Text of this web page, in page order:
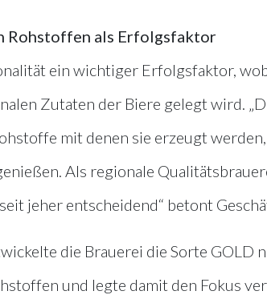
Rohstoffen als Erfolgsfaktor
ein wichtiger Erfolgsfaktor,
Zutaten der Biere gelegt wird.
mit denen sie erzeugt
Als regionale
jeher entscheidend“ betont
die Brauerei die Sorte GOLD
und legte damit den Fokus